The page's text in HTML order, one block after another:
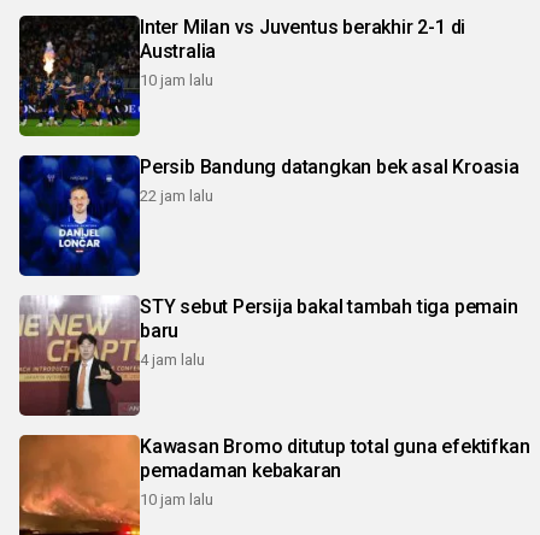
Inter Milan vs Juventus berakhir 2-1 di
Australia
10 jam lalu
Persib Bandung datangkan bek asal Kroasia
22 jam lalu
STY sebut Persija bakal tambah tiga pemain
baru
4 jam lalu
Kawasan Bromo ditutup total guna efektifkan
pemadaman kebakaran
10 jam lalu